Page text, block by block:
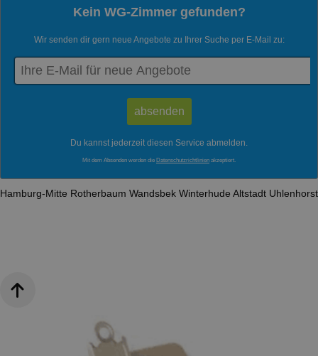
Kein WG-Zimmer gefunden?
Wir senden dir gern neue Angebote zu Ihrer Suche per E-Mail zu:
Du kannst jederzeit diesen Service abmelden.
Mit dem Absenden werden die Datenschutzrichtlinien akzeptiert.
Hamburg-Mitte Rotherbaum Wandsbek Winterhude Altstadt